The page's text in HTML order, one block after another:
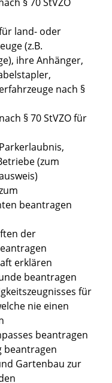
land- oder
(z.B.
ihre Anhänger,
nach §
§ 70 StVZO für
(zum
beantragen
der
erklären
beantragen
für
nie einen
beantragen
beantragen
Gartenbau zur